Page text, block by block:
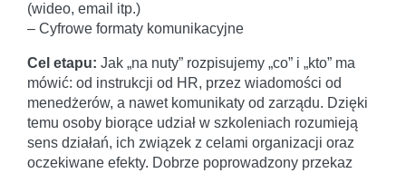
(wideo, email itp.)
– Cyfrowe formaty komunikacyjne
Cel etapu: Jak „na nuty” rozpisujemy „co” i „kto” ma
mówić: od instrukcji od HR, przez wiadomości od
menedżerów, a nawet komunikaty od zarządu. Dzięki
temu osoby biorące udział w szkoleniach rozumieją
sens działań, ich związek z celami organizacji oraz
oczekiwane efekty. Dobrze poprowadzony przekaz